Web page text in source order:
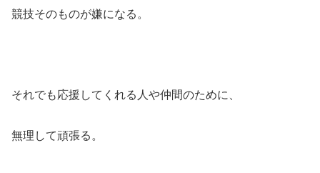
競技そのものが嫌になる。
それでも応援してくれる人や仲間のために、
無理して頑張る。